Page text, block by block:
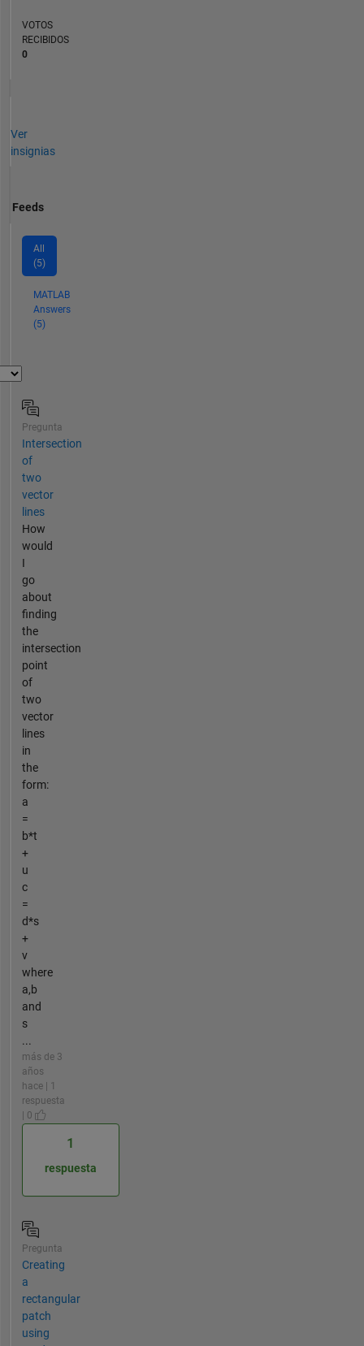
VOTOS
RECIBIDOS
0
Ver
insignias
Feeds
All
(5)
MATLAB
Answers
(5)
Pregunta
Intersection
of
two
vector
lines
How
would
I
go
about
finding
the
intersection
point
of
two
vector
lines
in
the
form:
a
=
b*t
+
u
c
=
d*s
+
v
where
a,b
and
s
...
más de 3
años
hace | 1
respuesta
| 0
1
respuesta
Pregunta
Creating
a
rectangular
patch
using